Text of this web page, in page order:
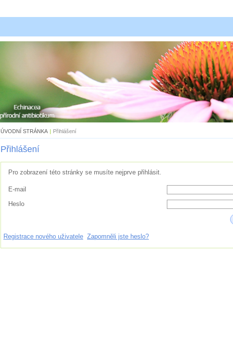
ÚVODNÍ STRÁNKA | Přihlášení
Přihlášení
Pro zobrazení této stránky se musíte nejprve přihlásit.
E-mail
Heslo
Registrace nového uživatele Zapomněli jste heslo?